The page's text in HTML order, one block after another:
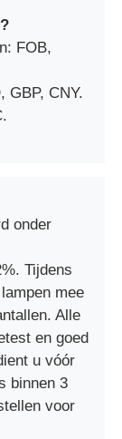
FOB,
GBP, CNY.
onder
Tijdens
mee
Alle
en goed
u vóór
binnen 3
voor